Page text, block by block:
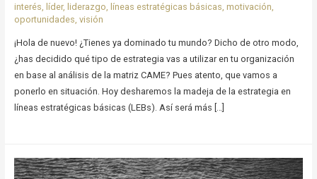
interés líder, liderazgo líneas estratégicas básicas motivación
oportunidades visión
¡Hola de nuevo! ¿Tienes ya dominado tu mundo? Dicho de otro modo,
¿has decidido qué tipo de estrategia vas a utilizar en tu organización
en base al análisis de la matriz CAME? Pues atento, que vamos a
ponerlo en situación. Hoy desharemos la madeja de la estrategia en
líneas estratégicas básicas (LEBs). Así será más […]